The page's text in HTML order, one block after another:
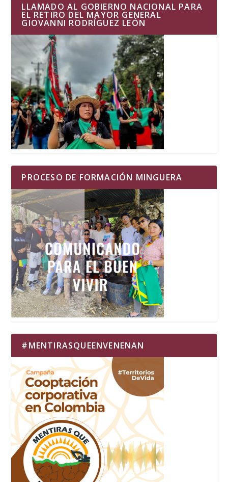
LLAMADO AL GOBIERNO NACIONAL PARA
EL RETIRO DEL MAYOR GENERAL
GIOVANNI RODRÍGUEZ LEÓN
PROCESO DE FORMACIÓN MINGUERA
#MENTIRASQUEENVENENAN